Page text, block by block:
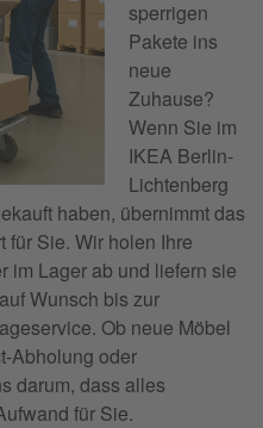
sperrigen
Pakete ins
neue
Zuhause?
Wenn Sie im
IKEA Berlin-
Lichtenberg
haben, übernimmt das
für Sie. Wir holen Ihre
im Lager ab und liefern sie
Wunsch bis zur
Ob neue Möbel
Abholung oder
darum, dass alles
für Sie.